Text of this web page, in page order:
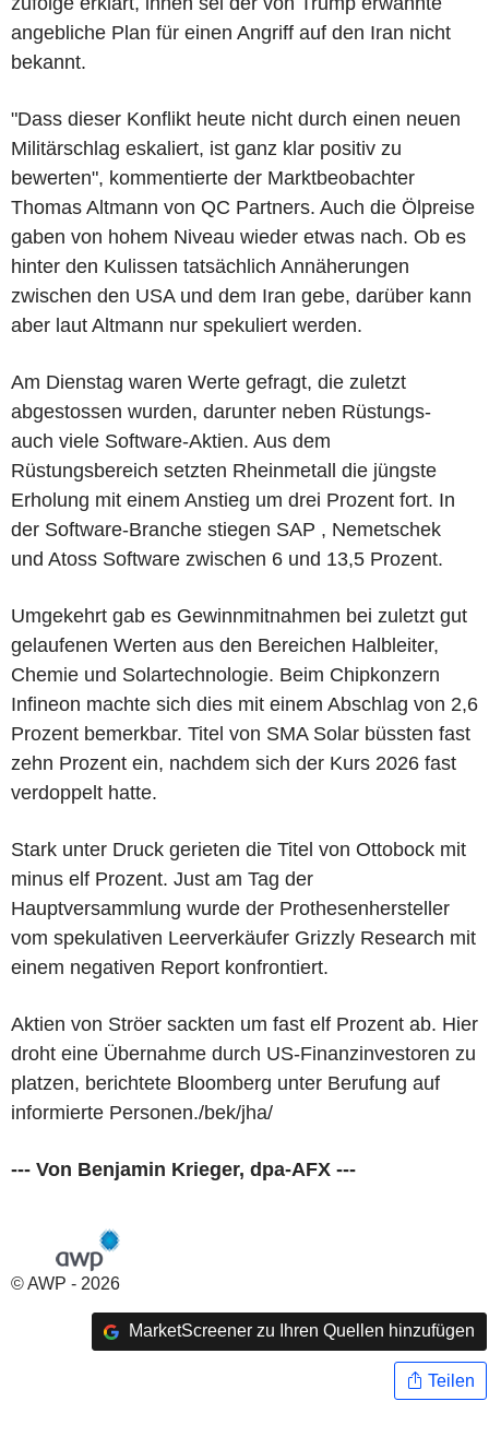
angebliche Plan für einen Angriff auf den Iran nicht
bekannt.
"Dass dieser Konflikt heute nicht durch einen neuen
Militärschlag eskaliert, ist ganz klar positiv zu
bewerten", kommentierte der Marktbeobachter
Thomas Altmann von QC Partners. Auch die Ölpreise
gaben von hohem Niveau wieder etwas nach. Ob es
hinter den Kulissen tatsächlich Annäherungen
zwischen den USA und dem Iran gebe, darüber kann
aber laut Altmann nur spekuliert werden.
Am Dienstag waren Werte gefragt, die zuletzt
abgestossen wurden, darunter neben Rüstungs-
auch viele Software-Aktien. Aus dem
Rüstungsbereich setzten Rheinmetall die jüngste
Erholung mit einem Anstieg um drei Prozent fort. In
der Software-Branche stiegen SAP , Nemetschek
und Atoss Software zwischen 6 und 13,5 Prozent.
Umgekehrt gab es Gewinnmitnahmen bei zuletzt gut
gelaufenen Werten aus den Bereichen Halbleiter,
Chemie und Solartechnologie. Beim Chipkonzern
Infineon machte sich dies mit einem Abschlag von 2,6
Prozent bemerkbar. Titel von SMA Solar büssten fast
zehn Prozent ein, nachdem sich der Kurs 2026 fast
verdoppelt hatte.
Stark unter Druck gerieten die Titel von Ottobock mit
minus elf Prozent. Just am Tag der
Hauptversammlung wurde der Prothesenhersteller
vom spekulativen Leerverkäufer Grizzly Research mit
einem negativen Report konfrontiert.
Aktien von Ströer sackten um fast elf Prozent ab. Hier
droht eine Übernahme durch US-Finanzinvestoren zu
platzen, berichtete Bloomberg unter Berufung auf
informierte Personen./bek/jha/
--- Von Benjamin Krieger, dpa-AFX ---
© AWP - 2026
MarketScreener zu Ihren Quellen hinzufügen
Teilen